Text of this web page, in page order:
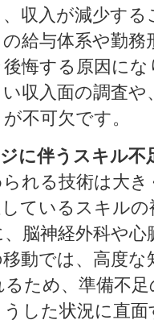
収入が減少す
給与体系や勤
悔する原因に
収入面の調査や
不可欠です。
に伴うスキル不
れる技術は大
ているスキル
脳神経外科や心
動では、高度
ため、準備不
した状況に直